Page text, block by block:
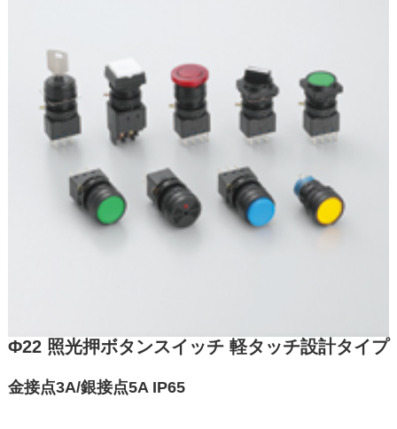
Φ22 照光押ボタンスイッチ 軽タッチ設計タイプ
金接点3A/銀接点5A IP65